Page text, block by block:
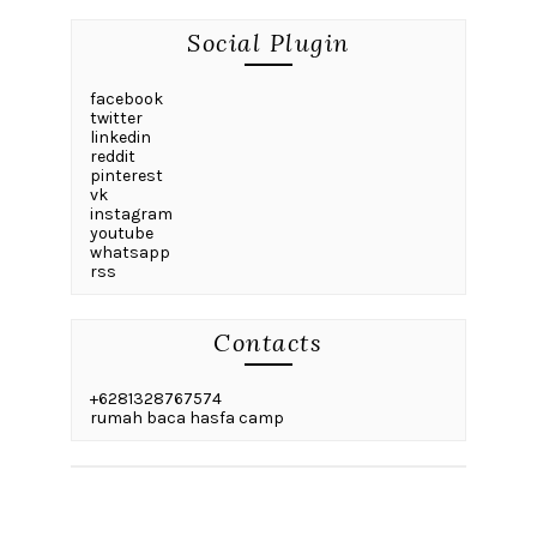
Social Plugin
facebook
twitter
linkedin
reddit
pinterest
vk
instagram
youtube
whatsapp
rss
Contacts
+6281328767574
rumah baca hasfa camp